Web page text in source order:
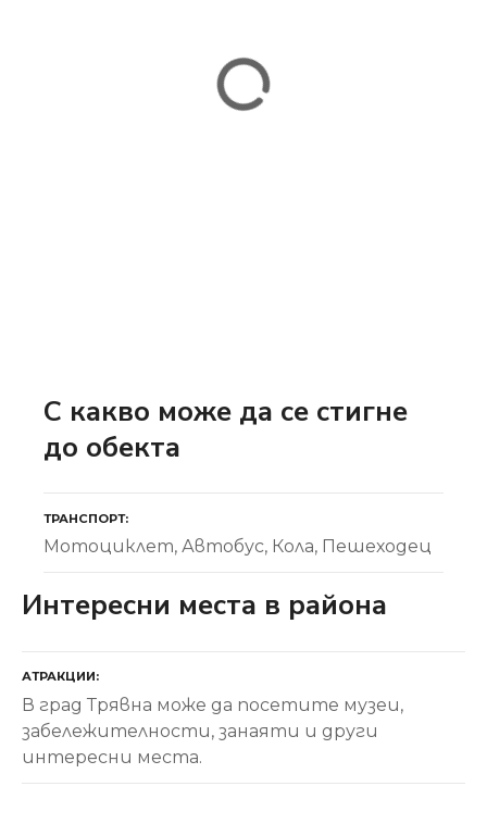
С какво може да се стигне
до обекта
ТРАНСПОРТ
Мотоциклет Автобус Кола Пешеходец
Интересни места в района
АТРАКЦИИ
В град Трявна може да посетите музеи,
забележителности, занаяти и други
интересни места.